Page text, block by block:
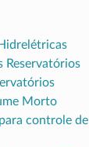
Reservatórios
Morto
controle